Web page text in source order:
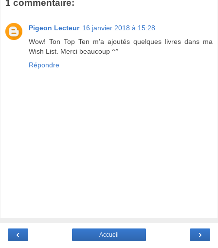
1 commentaire:
Pigeon Lecteur 16 janvier 2018 à 15:28
Wow! Ton Top Ten m'a ajoutés quelques livres dans ma
Wish List. Merci beaucoup ^^
Répondre
‹ ›
Accueil